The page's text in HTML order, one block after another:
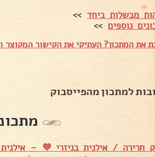
מבשלות ביחד >>
נוספים>>
את המתכון? העתיקי את הקישור המקוצר
למתכון מהפייסבוק
חרירה / אילנית בניזרי 💜 – אילנית